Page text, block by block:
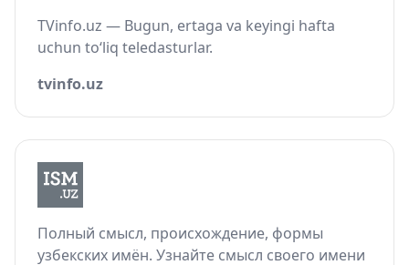
TVinfo.uz — Bugun, ertaga va keyingi hafta
uchun to‘liq teledasturlar.
tvinfo.uz
Полный смысл, происхождение, формы
узбекских имён. Узнайте смысл своего имени